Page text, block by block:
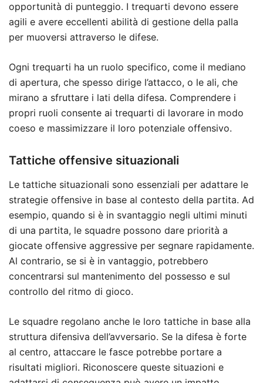
opportunità di punteggio. I trequarti devono essere
agili e avere eccellenti abilità di gestione della palla
per muoversi attraverso le difese.
Ogni trequarti ha un ruolo specifico, come il mediano
di apertura, che spesso dirige l’attacco, o le ali, che
mirano a sfruttare i lati della difesa. Comprendere i
propri ruoli consente ai trequarti di lavorare in modo
coeso e massimizzare il loro potenziale offensivo.
Tattiche offensive situazionali
Le tattiche situazionali sono essenziali per adattare le
strategie offensive in base al contesto della partita. Ad
esempio, quando si è in svantaggio negli ultimi minuti
di una partita, le squadre possono dare priorità a
giocate offensive aggressive per segnare rapidamente.
Al contrario, se si è in vantaggio, potrebbero
concentrarsi sul mantenimento del possesso e sul
controllo del ritmo di gioco.
Le squadre regolano anche le loro tattiche in base alla
struttura difensiva dell’avversario. Se la difesa è forte
al centro, attaccare le fasce potrebbe portare a
risultati migliori. Riconoscere queste situazioni e